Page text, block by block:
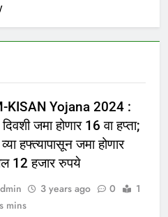
KISAN Yojana 2024 :
दिवशी जमा होणार 16 वा हप्ता;
हफ्त्यापासून जमा होणार
12 हजार रुपये
3 years ago 0
1
mins